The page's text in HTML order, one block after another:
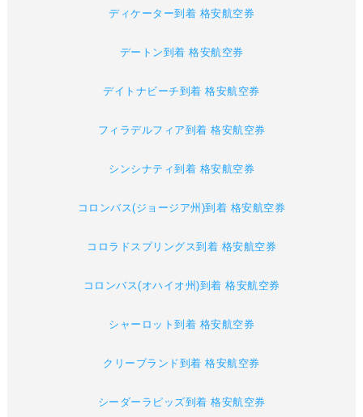
ディケーター到着 格安航空券
デートン到着 格安航空券
デイトナビーチ到着 格安航空券
フィラデルフィア到着 格安航空券
シンシナティ到着 格安航空券
コロンバス(ジョージア州)到着 格安航空券
コロラドスプリングス到着 格安航空券
コロンバス(オハイオ州)到着 格安航空券
シャーロット到着 格安航空券
クリーブランド到着 格安航空券
シーダーラピッズ到着 格安航空券